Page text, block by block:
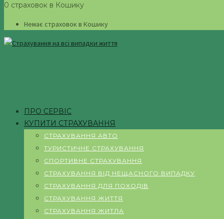
0 страховок в Кошику
Немає страховок в Кошику
ПРО СЕРВІС
КУПИТИ СТРАХУВАННЯ
СТРАХУВАННЯ АВТО
ТУРИСТИЧНЕ СТРАХУВАННЯ
СПОРТИВНЕ СТРАХУВАННЯ
СТРАХУВАННЯ ВІД НЕЩАСНОГО ВИПАДКУ
СТРАХУВАННЯ ДЛЯ ПОХОДІВ
СТРАХУВАННЯ ЖИТТЯ
СТРАХУВАННЯ ЖИТЛА